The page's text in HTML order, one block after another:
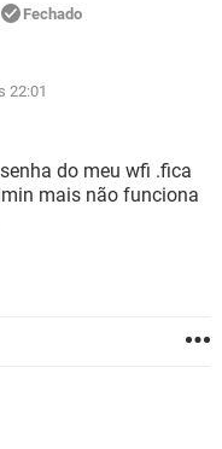
Fechado
22:01
do meu wfi .fica
mais não funciona